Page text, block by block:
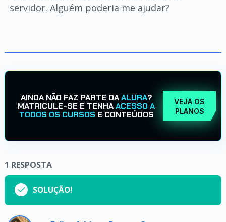
servidor. Alguém poderia me ajudar?
AINDA NÃO FAZ PARTE DAALURA?
MATRICULE-SE E TENHAACESSO A
TODOS OS CURSOS E CONTEÚDOS
VEJA OS
PLANOS
1 RESPOSTA
SOLUÇÃO!